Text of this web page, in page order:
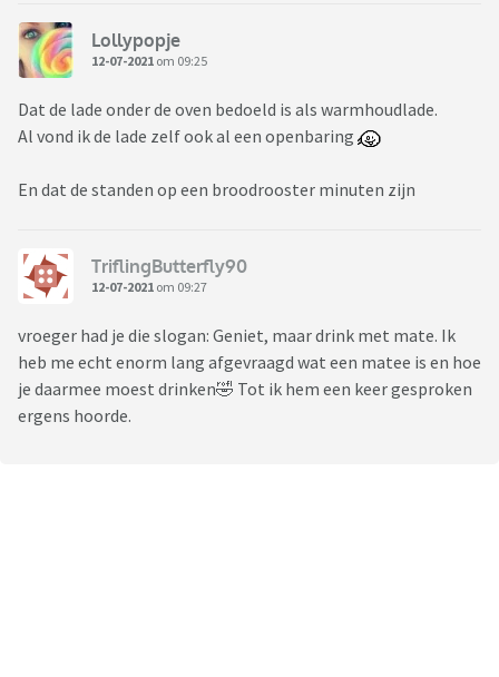
Lollypopje
12-07-2021 om 09:25
Dat de lade onder de oven bedoeld is als warmhoudlade.
Al vond ik de lade zelf ook al een openbaring
En dat de standen op een broodrooster minuten zijn
TriflingButterfly90
12-07-2021 om 09:27
vroeger had je die slogan: Geniet, maar drink met mate. Ik
heb me echt enorm lang afgevraagd wat een matee is en hoe
je daarmee moest drinken🤣 Tot ik hem een keer gesproken
ergens hoorde.